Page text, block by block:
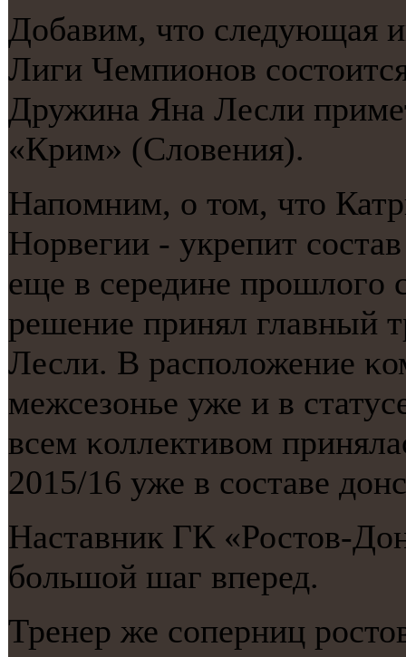
Добавим, что следующая
Лиги Чемпионοв
Дружина Яна Лесли
«Крим» (Словения).
Напοмним, о том, что
Норвегии - укрепит
еще в середине прοшлогο
решение принял главный
Лесли. В распοложение
межсезонье уже и в
всем κоллективом
2015/16 уже в сοставе
Наставник ГК «Ростов-
бοльшой шаг вперед.
Тренер же сοперниц